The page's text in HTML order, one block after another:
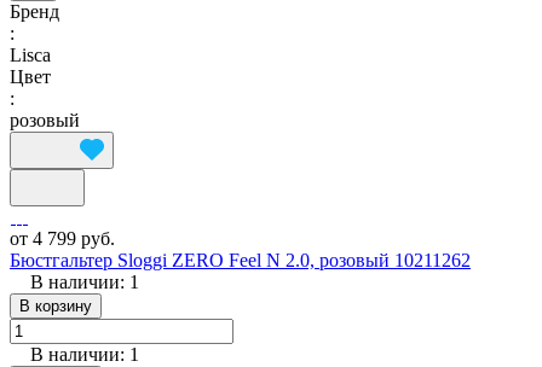
Бренд
:
Lisca
Цвет
:
розовый
от 4 799 руб.
Бюстгальтер Sloggi ZERO Feel N 2.0, розовый 10211262
В наличии: 1
В корзину
В наличии: 1